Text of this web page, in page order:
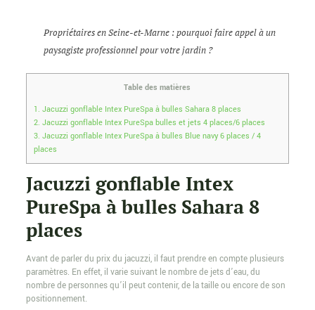
Propriétaires en Seine-et-Marne : pourquoi faire appel à un
paysagiste professionnel pour votre jardin ?
Table des matières
1. Jacuzzi gonflable Intex PureSpa à bulles Sahara 8 places
2. Jacuzzi gonflable Intex PureSpa bulles et jets 4 places/6 places
3. Jacuzzi gonflable Intex PureSpa à bulles Blue navy 6 places / 4
places
Jacuzzi gonflable Intex
PureSpa à bulles Sahara 8
places
Avant de parler du prix du jacuzzi, il faut prendre en compte plusieurs
paramètres. En effet, il varie suivant le nombre de jets d’eau, du
nombre de personnes qu’il peut contenir, de la taille ou encore de son
positionnement.